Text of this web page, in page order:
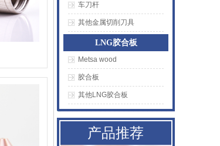
车刀杆
其他金属切削刀具
LNG胶合板
Metsa wood
胶合板
其他LNG胶合板
产品推荐
二氧化碳聚焦镜
普雷喷嘴
百超Bystronic喷嘴
KTB2陶瓷体
AMADA阿玛达喷嘴